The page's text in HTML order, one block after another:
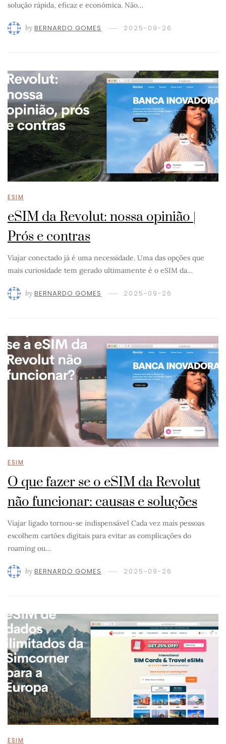
solução rápida, eficaz e económica. Não…
by BERNARDO GOMES 2025-09-26
ESIM
eSIM da Revolut: nossa opinião |
Prós e contras
Viajar conectado já é uma necessidade. Uma das opções que
mais curiosidade tem gerado ultimamente é o eSIM da…
by BERNARDO GOMES 2025-09-26
ESIM
O que fazer se o eSIM da Revolut
não funcionar: causas e soluções
Viajar ligado tornou-se indispensável Cada vez mais pessoas
escolhem cartões digitais para evitar as complicações do
roaming ou…
by BERNARDO GOMES 2025-09-26
ESIM